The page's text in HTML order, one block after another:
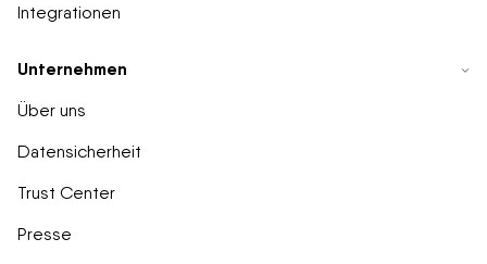
Integrationen
Unternehmen
Über uns
Datensicherheit
Trust Center
Presse